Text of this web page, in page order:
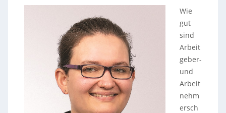
Wie
gut
sind
Arbeit
geber-
und
Arbeit
nehm
ersch